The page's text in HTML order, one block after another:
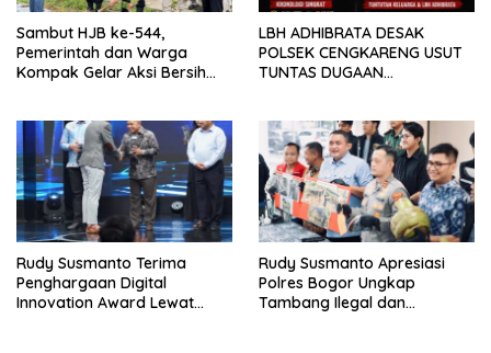
Sambut HJB ke-544,
Pemerintah dan Warga
Kompak Gelar Aksi Bersih
LBH ADHIBRATA DESAK
POLSEK CENGKARENG USUT
TUNTAS DUGAAN
Rudy Susmanto Terima
Penghargaan Digital
Innovation Award Lewat
Rudy Susmanto Apresiasi
Polres Bogor Ungkap
Tambang Ilegal dan